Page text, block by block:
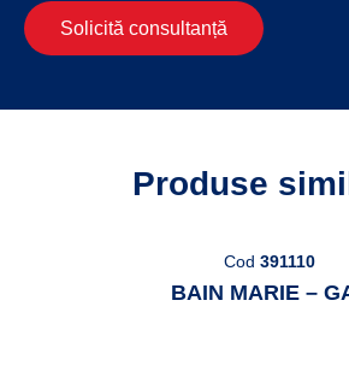
Solicită consultanță
Produse
Cod 391110
BAIN MARIE –